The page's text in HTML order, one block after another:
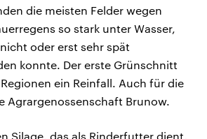
die meisten Felder wegen
so stark unter Wasser,
oder erst sehr spät
konnte. Der erste Grünschnitt
ein Reinfall. Auch für die
Agrargenossenschaft Brunow.
Silage, das als Rinderfutter dient,